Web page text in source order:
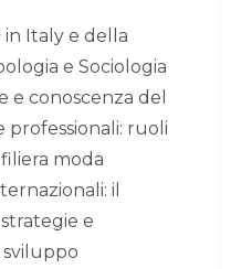
in Italy e della
e Sociologia
e conoscenza del
ruoli
moda
il
e